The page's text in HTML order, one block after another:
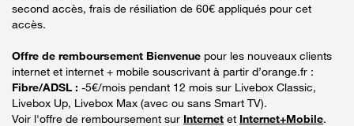
second accès, frais de résiliation de 60€ appliqués pour cet
accès.
Offre de remboursement Bienvenue pour les nouveaux clients
internet et internet + mobile souscrivant à partir d’orange.fr :
Fibre/ADSL : -5€/mois pendant 12 mois sur Livebox Classic,
Livebox Up, Livebox Max (avec ou sans Smart TV).
Voir l'offre de remboursement sur Internet et Internet+Mobile.